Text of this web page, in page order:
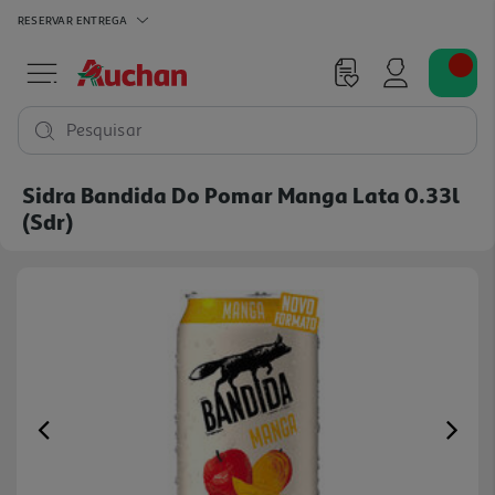
RESERVAR ENTREGA
Pesquisar
Sidra Bandida Do Pomar Manga Lata 0.33l
(sdr)
Previous